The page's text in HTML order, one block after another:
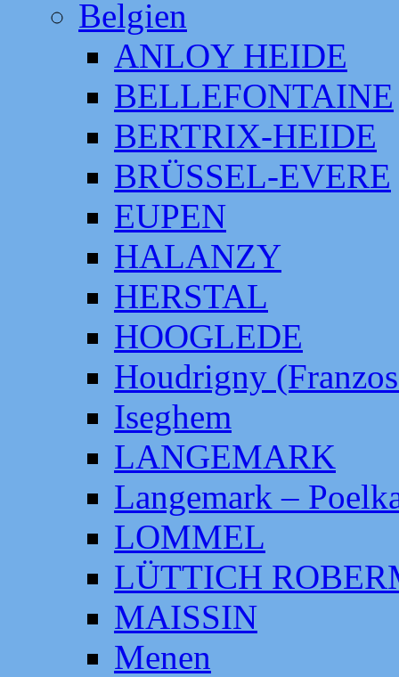
Belgien
ANLOY HEIDE
BELLEFONTAINE
BERTRIX-HEIDE
BRÜSSEL-EVERE
EUPEN
HALANZY
HERSTAL
HOOGLEDE
Houdrigny
Iseghem
LANGEMARK
Langemark –
LOMMEL
LÜTTICH
MAISSIN
Menen